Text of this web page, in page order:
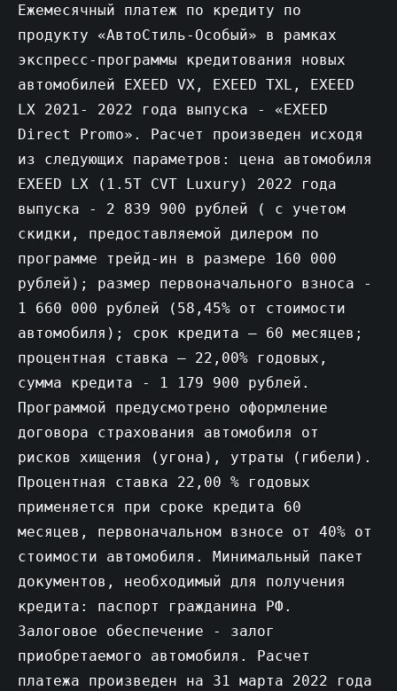
Ежемесячный платеж по кредиту по
продукту «АвтоСтиль-Особый» в рамках
экспресс-программы кредитования новых
автомобилей EXEED VX, EXEED TXL, EXEED
LX 2021- 2022 года выпуска - «EXEED
Direct Promo». Расчет произведен исходя
из следующих параметров: цена автомобиля
EXEED LX (1.5T CVT Luxury) 2022 года
выпуска - 2 839 900 рублей ( с учетом
скидки, предоставляемой дилером по
программе трейд-ин в размере 160 000
рублей); размер первоначального взноса -
1 660 000 рублей (58,45% от стоимости
автомобиля); срок кредита – 60 месяцев;
процентная ставка – 22,00% годовых,
сумма кредита - 1 179 900 рублей.
Программой предусмотрено оформление
договора страхования автомобиля от
рисков хищения (угона), утраты (гибели).
Процентная ставка 22,00 % годовых
применяется при сроке кредита 60
месяцев, первоначальном взносе от 40% от
стоимости автомобиля. Минимальный пакет
документов, необходимый для получения
кредита: паспорт гражданина РФ.
Залоговое обеспечение - залог
приобретаемого автомобиля. Расчет
платежа произведен на 31 марта 2022 года